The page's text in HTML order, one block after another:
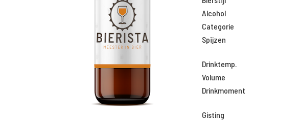
Alcohol
Categorie
Spijzen
Drinktemp.
Volume
Drinkmoment
Gisting